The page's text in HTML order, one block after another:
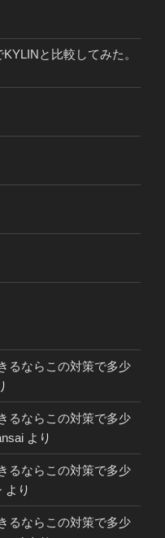
と比較してみた。
るならこの対策で多少
るならこの対策で多少
より
るならこの対策で多少
より
るならこの対策で多少